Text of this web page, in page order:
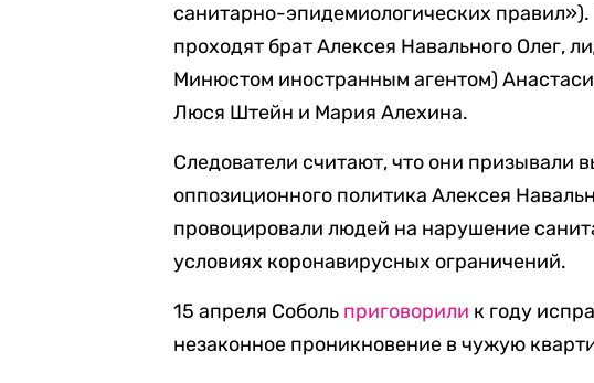
санитарно-эпидемиологических
проходят брат Алексея Навального Олег,
Минюстом иностранным агентом)
Люся Штейн и Мария Алехина.
Следователи считают, что они призывали
оппозиционного политика Алексея
провоцировали людей на нарушение
условиях коронавирусных ограничений.
15 апреля Соболь приговорили к году
незаконное проникновение в чужую